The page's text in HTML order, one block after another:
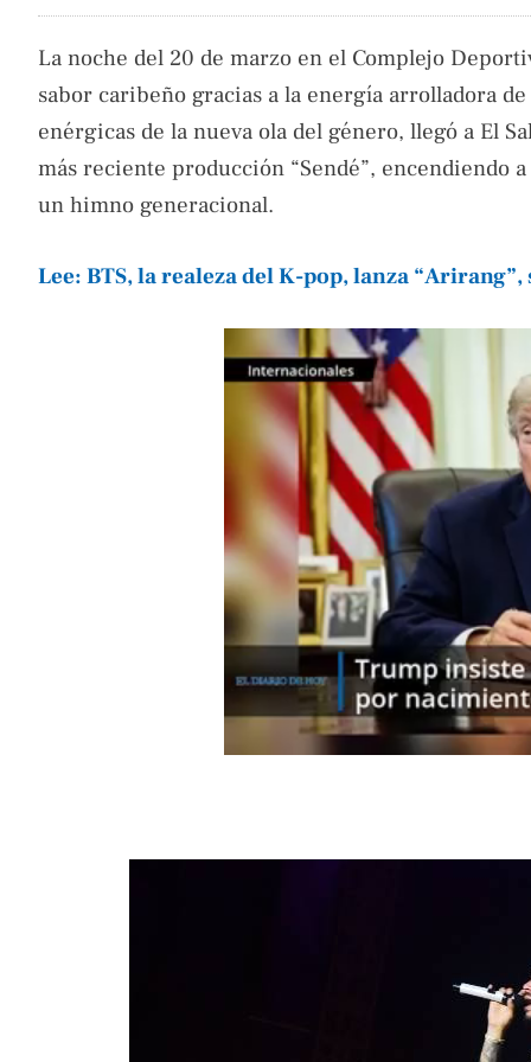
La noche del 20 de marzo en el Complejo
sabor caribeño gracias a la energía arrolladora
enérgicas de la nueva ola del género, llegó a El
más reciente producción “Sendé”, encendiendo
un himno generacional.
Lee: BTS, la realeza del K-pop, lanza